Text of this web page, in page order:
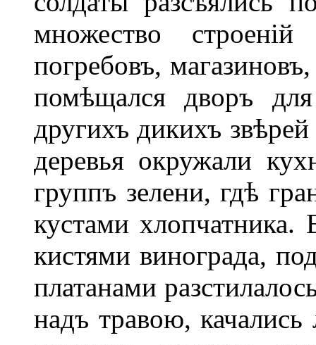
множество
погребовъ,
помѣщался дворъ
другихъ дикихъ
деревья окружали
группъ зелени, гдѣ
кустами хлопчатника.
кистями винограда,
платанами
надъ травою,